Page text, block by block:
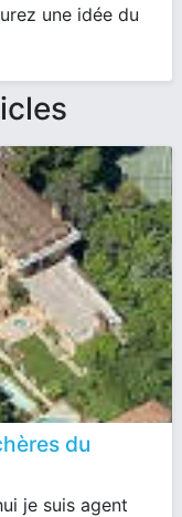
une idée du
du
je suis agent